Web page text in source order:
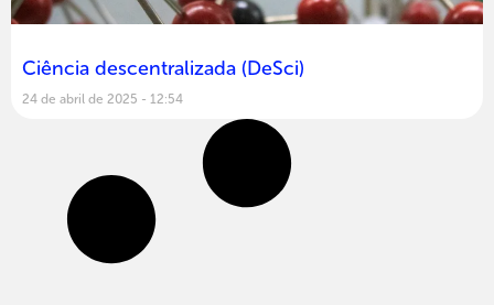
Ciência descentralizada (DeSci)
24 de abril de 2025 12:54